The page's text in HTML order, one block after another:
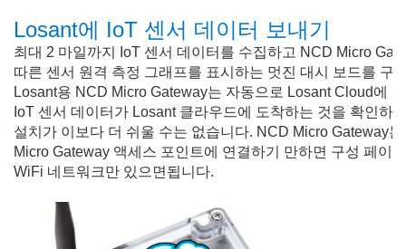
Losant에 IoT 센서 데이터 보내기
최대 2 마일까지 IoT 센서 데이터를 수집하고 NCD Micro
따른 센서 원격 측정 그래프를 표시하는 멋진 대시 보드를 구
Losant용 NCD Micro Gateway는 자동으로 Losant Cloud에
IoT 센서 데이터가 Losant 클라우드에 도착하는 것을 확인하
설치가 이보다 더 쉬울 수는 없습니다. NCD Micro Gateway
Micro Gateway 액세스 포인트에 연결하기 만하면 구성 페이
WiFi 네트워크만 있으면됩니다.